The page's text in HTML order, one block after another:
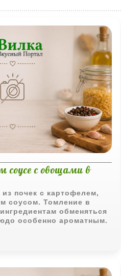
соусе с овощами в
почек с картофелем,
соусом. Томление в
обменяться
особенно ароматным.